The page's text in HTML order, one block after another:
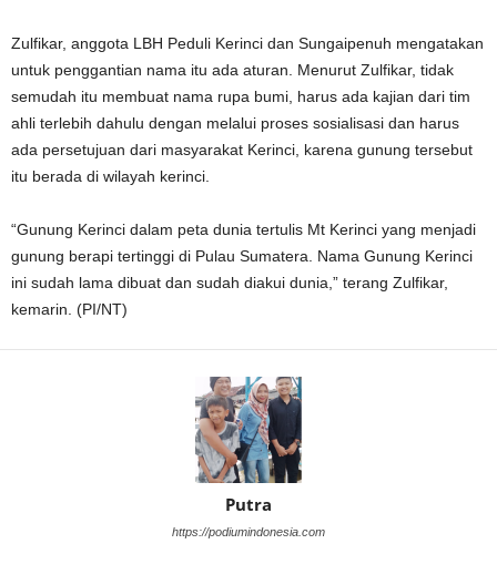
Zulfikar, anggota LBH Peduli Kerinci dan Sungaipenuh mengatakan
untuk penggantian nama itu ada aturan. Menurut Zulfikar, tidak
semudah itu membuat nama rupa bumi, harus ada kajian dari tim
ahli terlebih dahulu dengan melalui proses sosialisasi dan harus
ada persetujuan dari masyarakat Kerinci, karena gunung tersebut
itu berada di wilayah kerinci.
“Gunung Kerinci dalam peta dunia tertulis Mt Kerinci yang menjadi
gunung berapi tertinggi di Pulau Sumatera. Nama Gunung Kerinci
ini sudah lama dibuat dan sudah diakui dunia,” terang Zulfikar,
kemarin. (PI/NT)
Putra
https://podiumindonesia.com